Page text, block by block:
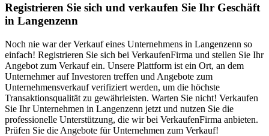
Registrieren Sie sich und verkaufen Sie Ihr Geschäft
in Langenzenn
Noch nie war der Verkauf eines Unternehmens in Langenzenn so
einfach! Registrieren Sie sich bei VerkaufenFirma und stellen Sie Ihr
Angebot zum Verkauf ein. Unsere Plattform ist ein Ort, an dem
Unternehmer auf Investoren treffen und Angebote zum
Unternehmensverkauf verifiziert werden, um die höchste
Transaktionsqualität zu gewährleisten. Warten Sie nicht! Verkaufen
Sie Ihr Unternehmen in Langenzenn jetzt und nutzen Sie die
professionelle Unterstützung, die wir bei VerkaufenFirma anbieten.
Prüfen Sie die Angebote für Unternehmen zum Verkauf!